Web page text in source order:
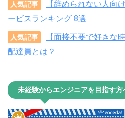
人気記事
【辞められない人向
ービスランキング 8選
人気記事
【面接不要で好きな
配達員とは？
未経験からエンジニアを目指す方